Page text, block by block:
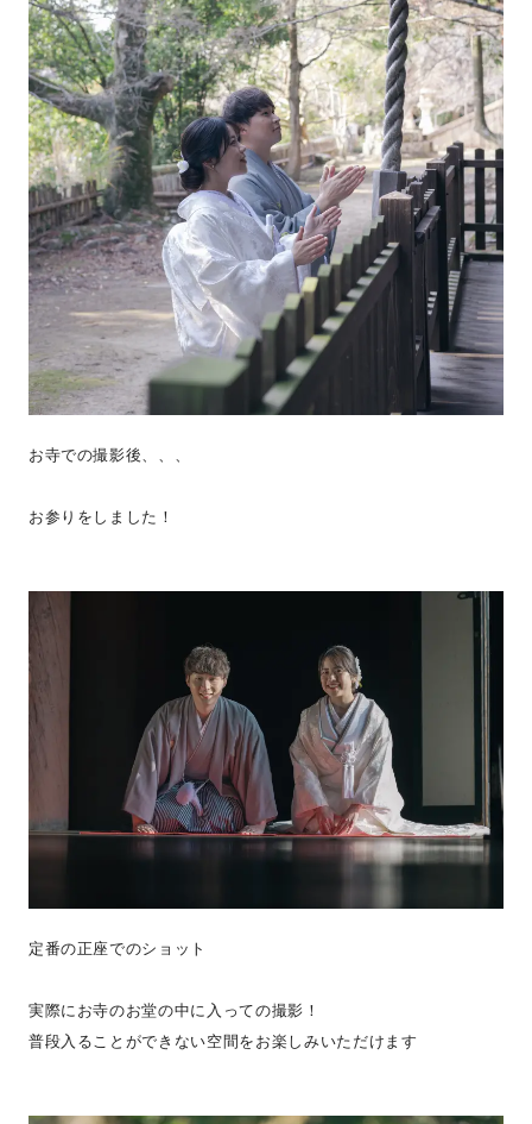
お寺での撮影後、、、
お参りをしました！
定番の正座でのショット
実際にお寺のお堂の中に入っての撮影！
普段入ることができない空間をお楽しみいただけます